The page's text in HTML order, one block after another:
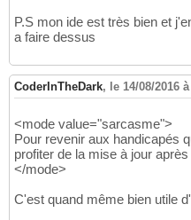
P.S mon ide est très bien et
a faire dessus
CoderInTheDark, le 14/08/2016
<mode value="sarcasme">
Pour revenir aux handicapés
profiter de la mise à jour
</mode>
C'est quand même bien utile